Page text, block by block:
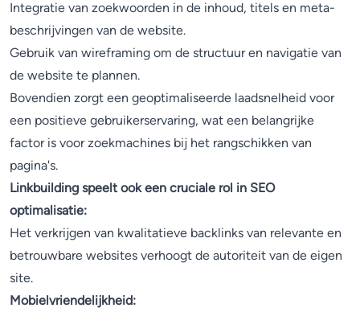
Integratie van zoekwoorden in de inhoud, titels en meta-
beschrijvingen van de website.
Gebruik van wireframing om de structuur en navigatie van
de website te plannen.
Bovendien zorgt een geoptimaliseerde laadsnelheid voor
een positieve gebruikerservaring, wat een belangrijke
factor is voor zoekmachines bij het rangschikken van
pagina's.
Linkbuilding speelt ook een cruciale rol in SEO
optimalisatie:
Het verkrijgen van kwalitatieve backlinks van relevante en
betrouwbare websites verhoogt de autoriteit van de eigen
site.
Mobielvriendelijkheid: